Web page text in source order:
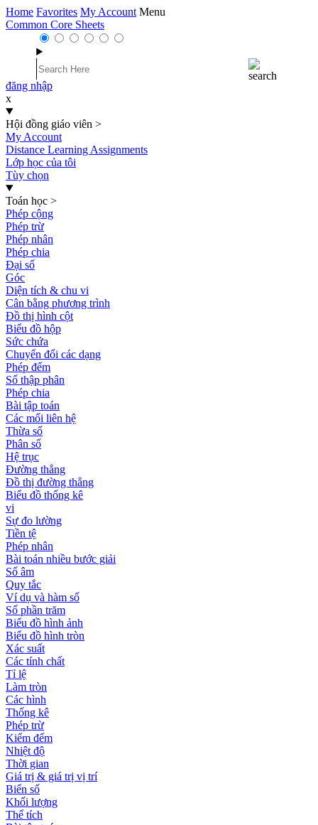
Home Favorites My Account Menu
Common Core Sheets
đăng nhập
x
Hội đồng giáo viên >
My Account
Distance Learning Assignments
Lớp học của tôi
Tùy chọn
Toán học >
Phép cộng
Phép trừ
Phép nhân
Phép chia
Đại số
Góc
Diện tích & chu vi
Cân bằng phương trình
Đồ thị hình cột
Biểu đồ hộp
Sức chứa
Chuyển đổi các dạng
Phép đếm
Số thập phân
Phép chia
Bài tập toán
Các mối liên hệ
Thừa số
Phân số
Hệ trục
Đường thẳng
Đồ thị đường thẳng
Biểu đồ thống kê
vi
Sự đo lường
Tiền tệ
Phép nhân
Bài toán nhiều bước giải
Số âm
Quy tắc
Ví dụ và hàm số
Số phần trăm
Biểu đồ hình ảnh
Biểu đồ hình tròn
Xác suất
Các tính chất
Tỉ lệ
Làm tròn
Các hình
Thống kê
Phép trừ
Kiểm đếm
Nhiệt độ
Thời gian
Giá trị & giá trị vị trí
Biến số
Khối lượng
Thể tích